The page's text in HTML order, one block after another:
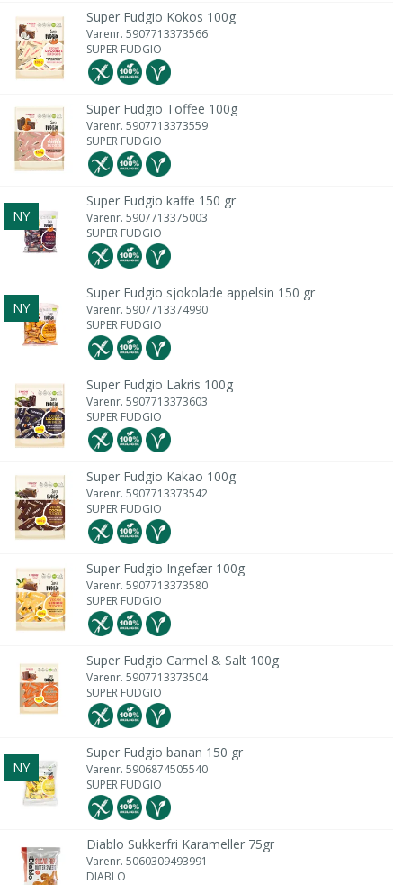
Super Fudgio Kokos 100g
Varenr. 5907713373566
SUPER FUDGIO
Super Fudgio Toffee 100g
Varenr. 5907713373559
SUPER FUDGIO
NY
Super Fudgio kaffe 150 gr
Varenr. 5907713375003
SUPER FUDGIO
NY
Super Fudgio sjokolade appelsin 150 gr
Varenr. 5907713374990
SUPER FUDGIO
Super Fudgio Lakris 100g
Varenr. 5907713373603
SUPER FUDGIO
Super Fudgio Kakao 100g
Varenr. 5907713373542
SUPER FUDGIO
Super Fudgio Ingefær 100g
Varenr. 5907713373580
SUPER FUDGIO
Super Fudgio Carmel & Salt 100g
Varenr. 5907713373504
SUPER FUDGIO
NY
Super Fudgio banan 150 gr
Varenr. 5906874505540
SUPER FUDGIO
Diablo Sukkerfri Karameller 75gr
Varenr. 5060309493991
DIABLO